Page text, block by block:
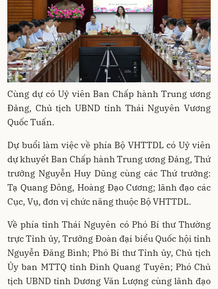
Cùng dự có Uỷ viên Ban Chấp hành Trung ương
Đảng, Chủ tịch UBND tỉnh Thái Nguyên Vương
Quốc Tuấn.
Dự buổi làm việc về phía Bộ VHTTDL có Uỷ viên
dự khuyết Ban Chấp hành Trung ương Đảng, Thứ
trưởng Nguyễn Huy Dũng cùng các Thứ trưởng:
Tạ Quang Đông, Hoàng Đạo Cương; lãnh đạo các
Cục, Vụ, đơn vị chức năng thuộc Bộ VHTTDL.
Về phía tỉnh Thái Nguyên có Phó Bí thư Thường
trực Tỉnh ủy, Trưởng Đoàn đại biểu Quốc hội tỉnh
Nguyễn Đăng Bình; Phó Bí thư Tỉnh ủy, Chủ tịch
Ủy ban MTTQ tỉnh Đinh Quang Tuyên; Phó Chủ
tịch UBND tỉnh Dương Văn Lượng cùng lãnh đạo